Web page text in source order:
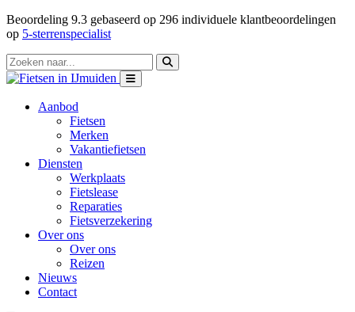
Beoordeling 9.3 gebaseerd op 296 individuele klantbeoordelingen
op 5-sterrenspecialist
Aanbod
Fietsen
Merken
Vakantiefietsen
Diensten
Werkplaats
Fietslease
Reparaties
Fietsverzekering
Over ons
Over ons
Reizen
Nieuws
Contact